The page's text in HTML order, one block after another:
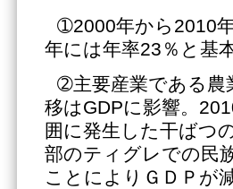
➀2000年から2010
年には年率23％と基
➁主要産業である農
移はGDPに影響。
囲に発生した干ばつ
部のティグレでの民
ことによりＧＤＰが減